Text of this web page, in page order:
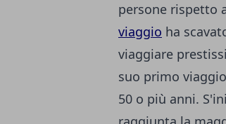
persone rispetto
viaggio ha
viaggiare
suo primo
50 o più anni.